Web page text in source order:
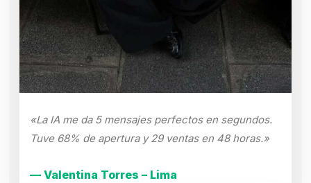
«La IA me da 5 mensajes perfectos en segundos.
Tuve 68% de apertura y 29 ventas en 48 horas.»
— Valentina Torres – Lima